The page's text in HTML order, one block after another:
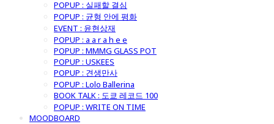
POPUP : 실패할 결심
POPUP : 균형 안에 평화
EVENT : 윤현상재
POPUP : a a r a h e e
POPUP : MMMG GLASS POT
POPUP : USKEES
POPUP : 견생만사
POPUP : Lolo Ballerina
BOOK TALK : 도쿄 레코드 100
POPUP : WRITE ON TIME
MOODBOARD